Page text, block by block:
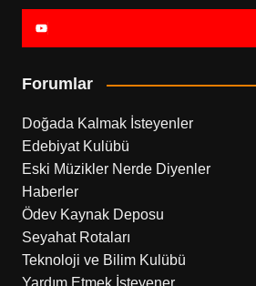
Forumlar
Doğada Kalmak İsteyenler
Edebiyat Kulübü
Eski Müzikler Nerde Diyenler
Haberler
Ödev Kaynak Deposu
Seyahat Rotaları
Teknoloji ve Bilim Kulübü
Yardım Etmek İsteyener